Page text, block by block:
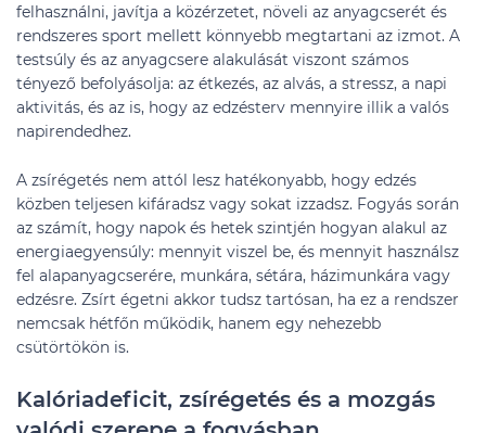
felhasználni, javítja a közérzetet, növeli az anyagcserét és
rendszeres sport mellett könnyebb megtartani az izmot. A
testsúly és az anyagcsere alakulását viszont számos
tényező befolyásolja: az étkezés, az alvás, a stressz, a napi
aktivitás, és az is, hogy az edzésterv mennyire illik a valós
napirendedhez.
A zsírégetés nem attól lesz hatékonyabb, hogy edzés
közben teljesen kifáradsz vagy sokat izzadsz. Fogyás során
az számít, hogy napok és hetek szintjén hogyan alakul az
energiaegyensúly: mennyit viszel be, és mennyit használsz
fel alapanyagcserére, munkára, sétára, házimunkára vagy
edzésre. Zsírt égetni akkor tudsz tartósan, ha ez a rendszer
nemcsak hétfőn működik, hanem egy nehezebb
csütörtökön is.
Kalóriadeficit, zsírégetés és a mozgás